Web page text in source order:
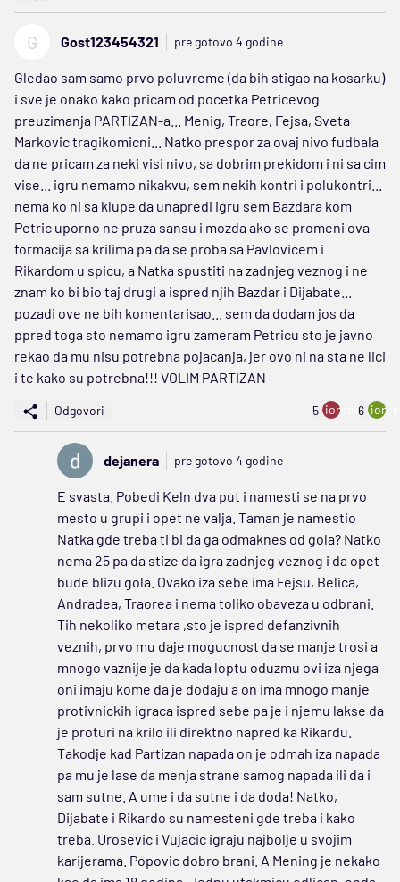
G Gost123454321 pre gotovo 4 godine
Gledao sam samo prvo poluvreme (da bih stigao na kosarku)
i sve je onako kako pricam od pocetka Petricevog
preuzimanja PARTIZAN-a... Menig, Traore, Fejsa, Sveta
Markovic tragikomicni... Natko prespor za ovaj nivo fudbala
da ne pricam za neki visi nivo, sa dobrim prekidom i ni sa cim
vise... igru nemamo nikakvu, sem nekih kontri i polukontri...
nema ko ni sa klupe da unapredi igru sem Bazdara kom
Petric uporno ne pruza sansu i mozda ako se promeni ova
formacija sa krilima pa da se proba sa Pavlovicem i
Rikardom u spicu, a Natka spustiti na zadnjeg veznog i ne
znam ko bi bio taj drugi a ispred njih Bazdar i Dijabate...
pozadi ove ne bih komentarisao... sem da dodam jos da
ppred toga sto nemamo igru zameram Petricu sto je javno
rekao da mu nisu potrebna pojacanja, jer ovo ni na sta ne lici
i te kako su potrebna!!! VOLIM PARTIZAN
Odgovori 5 ion:minus
6
dejanera pre gotovo 4 godine
E svasta. Pobedi Keln dva put i namesti se na prvo
mesto u grupi i opet ne valja. Taman je namestio
Natka gde treba ti bi da ga odmaknes od gola? Natko
nema 25 pa da stize da igra zadnjeg veznog i da opet
bude blizu gola. Ovako iza sebe ima Fejsu, Belica,
Andradea, Traorea i nema toliko obaveza u odbrani.
Tih nekoliko metara ,sto je ispred defanzivnih
veznih, prvo mu daje mogucnost da se manje trosi a
mnogo vaznije je da kada loptu oduzmu ovi iza njega
oni imaju kome da je dodaju a on ima mnogo manje
protivnickih igraca ispred sebe pa je i njemu lakse da
je proturi na krilo ili direktno napred ka Rikardu.
Takodje kad Partizan napada on je odmah iza napada
pa mu je lase da menja strane samog napada ili da i
sam sutne. A ume i da sutne i da doda! Natko,
Dijabate i Rikardo su namesteni gde treba i kako
treba. Urosevic i Vujacic igraju najbolje u svojim
karijerama. Popovic dobro brani. A Mening je nekako